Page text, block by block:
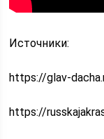
Источники:
https://glav-
https://